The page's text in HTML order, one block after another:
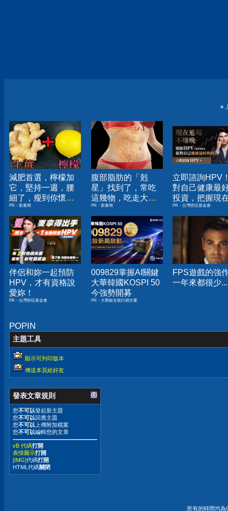
«
減肥首選，檸檬加
它，堅持一週，腰
細了，瘦到你懷疑
人生
PR・新素簡
腹部脂肪的「剋
星」找到了，常吃
這幾物，吃走大肚
囊，瘦出小蠻腰
PR・新素簡
立即諮詢HPV
對自己健康最
投資，把握現
嫌晚！
PR・台灣癌症基金會
伴侶和妳一起預防
HPV，才有資格說
愛妳！
PR・台灣癌症基金會
009829掌握AI關鍵
大華韓國KOSPI 50
今強勢開募
PR・大華銀全能行銷方案
FPS遊戲的強
一年來都很少
POPIN
主題工具
顯示可列印版本
傳送本頁給好友
發表文章規則
您不可以發起新主題
您不可以 回應主題
您不可以 上傳附加檔案
您不可以編輯您的文章
vB 代碼打開
表情圖示打開
[IMG]代碼打開
HTML代碼關閉
所有的時間均為